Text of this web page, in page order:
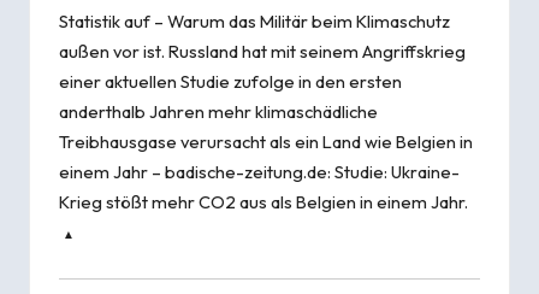
Statistik auf – Warum das Militär beim Klimaschutz
außen vor ist. Russland hat mit seinem Angriffskrieg
einer aktuellen Studie zufolge in den ersten
anderthalb Jahren mehr klimaschädliche
Treibhausgase verursacht als ein Land wie Belgien in
einem Jahr – badische-zeitung.de: Studie: Ukraine-
Krieg stößt mehr CO2 aus als Belgien in einem Jahr.
▲